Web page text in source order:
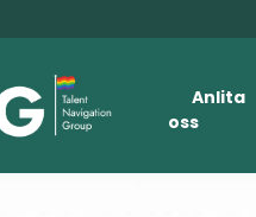
Anlita
oss